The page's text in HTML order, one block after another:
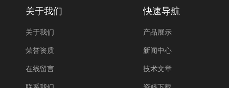
关于我们
关于我们
荣誉资质
在线留言
快速导航
产品展示
新闻中心
技术文章